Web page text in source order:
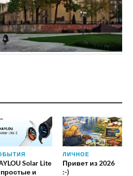
Solar Lite
и
ЛИЧНОЕ
Привет из 2026
:-)